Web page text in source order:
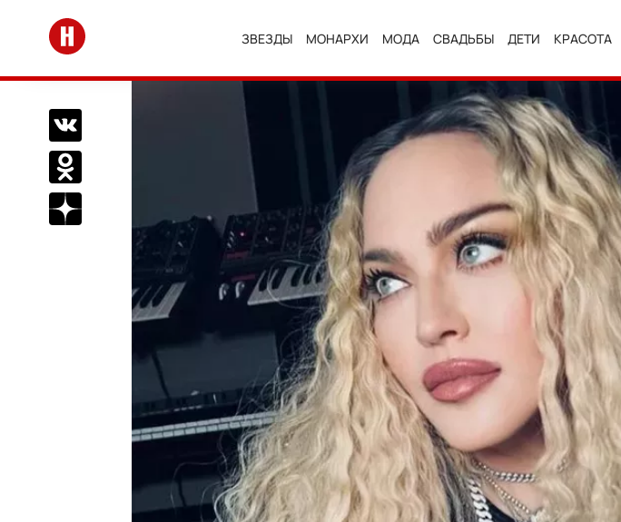
Перейти на главную
ЗВЕЗДЫ МОНАРХИ МОДА СВАДЬБЫ ДЕТИ КРАСОТА
Поделиться Вконтакте
Поделиться в Одноклассниках
Подписаться на нас в Дзен